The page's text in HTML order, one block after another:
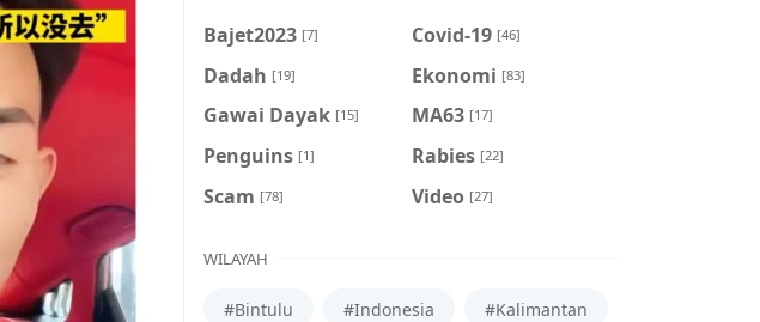
Bajet2023 [7] Covid-19 [46]
Dadah [19] Ekonomi [83]
Gawai Dayak [15] MA63 [17]
Penguins [1] Rabies [22]
Scam [78] Video [27]
WILAYAH
#Bintulu #Indonesia #Kalimantan